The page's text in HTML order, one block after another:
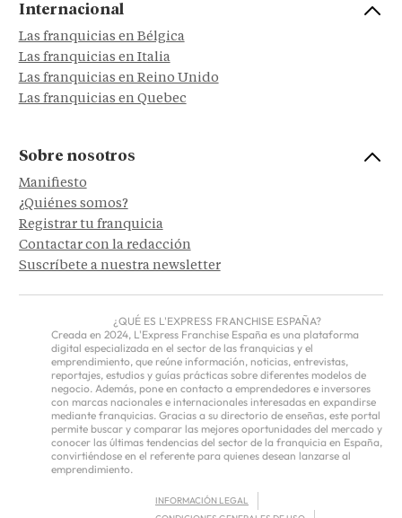
Internacional
Las franquicias en Bélgica
Las franquicias en Italia
Las franquicias en Reino Unido
Las franquicias en Quebec
Sobre nosotros
Manifiesto
¿Quiénes somos?
Registrar tu franquicia
Contactar con la redacción
Suscríbete a nuestra newsletter
¿QUÉ ES L'EXPRESS FRANCHISE ESPAÑA?
Creada en 2024, L'Express Franchise España es una plataforma
digital especializada en el sector de las franquicias y el
emprendimiento, que reúne información, noticias, entrevistas,
reportajes, estudios y guías prácticas sobre diferentes modelos de
negocio. Además, pone en contacto a emprendedores e inversores
con marcas nacionales e internacionales interesadas en expandirse
mediante franquicias. Gracias a su directorio de enseñas, este portal
permite buscar y comparar las mejores oportunidades del mercado y
conocer las últimas tendencias del sector de la franquicia en España,
convirtiéndose en el referente para quienes desean lanzarse al
emprendimiento.
INFORMACIÓN LEGAL